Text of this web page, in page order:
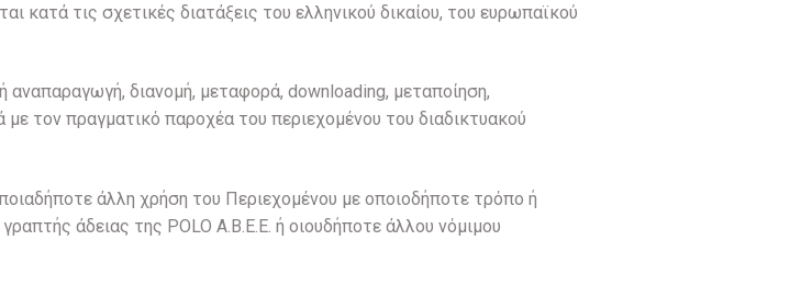
κατά τις σχετικές διατάξεις του ελληνικού δικαίου, του ευρωπαϊκού
αναπαραγωγή, διανομή, μεταφορά, downloading, μεταποίηση,
τον πραγματικό παροχέα του περιεχομένου του διαδικτυακού
άλλη χρήση του Περιεχομένου με οποιοδήποτε τρόπο ή
άδειας της POLO A.B.E.E. ή οιουδήποτε άλλου νόμιμου